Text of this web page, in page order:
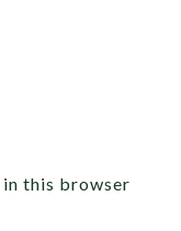
in this browser